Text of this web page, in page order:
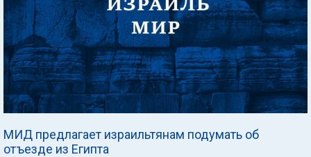
МИД предлагает израильтянам подумать об
отъезде из Египта